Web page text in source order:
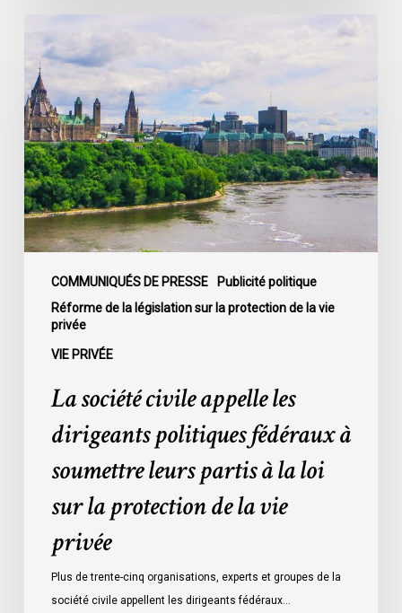
COMMUNIQUÉS DE PRESSE
Publicité politique
Réforme de la législation sur la protection de la vie
privée
VIE PRIVÉE
société
civile
appelle
les
dirigeants
politiques
fédéraux
à
soumettre
partis
protection
privée
La société civile appelle les
dirigeants politiques fédéraux à
soumettre leurs partis à la loi
sur la protection de la vie
privée
Plus de trente-cinq organisations, experts et groupes de la
société civile appellent les dirigeants fédéraux…